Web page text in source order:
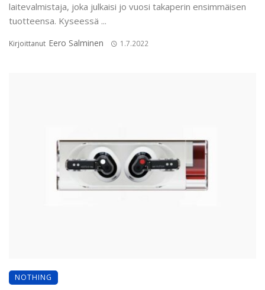
laitevalmistaja, joka julkaisi jo vuosi takaperin ensimmäisen
tuotteensa. Kyseessä ...
Kirjoittanut Eero Salminen 1.7.2022
NOTHING